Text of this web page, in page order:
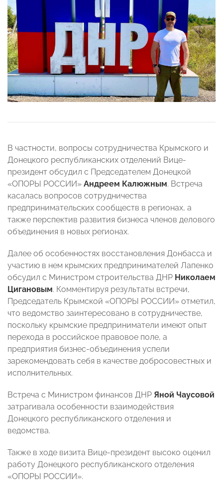
В частности, вопросы сотрудничества Крымского и
Донецкого республиканских отделений Вице-
президент обсудил с Председателем Донецкой
«ОПОРЫ РОССИИ» Андреем Калюжным. Встреча
касалась вопросов сотрудничества
предпринимательских сообществ в регионах, а
также перспектив развития бизнеса членов делового
объединения в новых регионах.
Далее об особенностях восстановления Донбасса и
участию в нем крымских предпринимателей Лапенко
обсудил с Министром строительства ДНР Николаем
Цигановым. Комментируя результаты встречи,
Председатель Крымской «ОПОРЫ РОССИИ» отметил,
что ведомство заинтересовано в сотрудничестве,
поскольку крымские предприниматели имеют опыт
перехода в российское правовое поле, а
предприятия бизнес-объединения успели
зарекомендовать себя в качестве добросовестных и
исполнительных.
Встреча с Министром финансов ДНР Яной Чаусовой
затрагивала особенности взаимодействия
Донецкого республиканского отделения и
ведомства.
Также в ходе визита Вице-президент высоко оценил
работу Донецкого республиканского отделения
«ОПОРЫ РОССИИ».